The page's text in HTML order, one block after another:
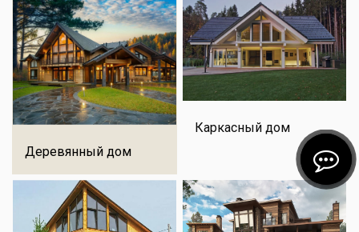
Деревянный дом
Каркасный дом